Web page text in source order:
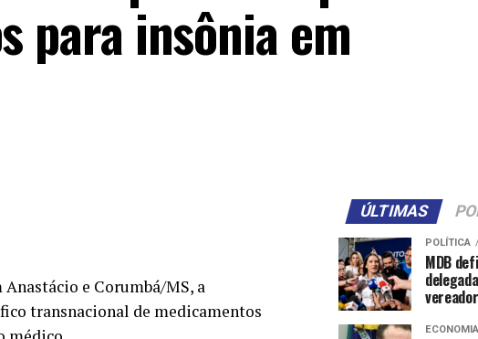
para insônia em
e Corumbá/MS, a
transnacional de medicamentos
ÚLTIMAS
POLÍTICA
MDB
ECONOMIA